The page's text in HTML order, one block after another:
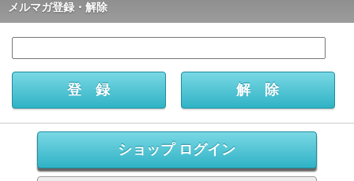
メルマガ登録・解除
ショップ ログイン